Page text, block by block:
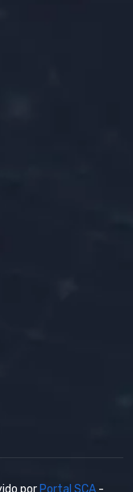
por Portal SCA -